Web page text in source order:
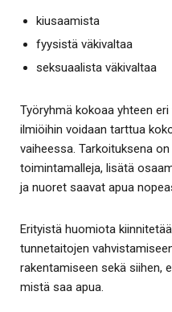
kiusaamista
fyysistä väkivaltaa
seksuaalista väkivaltaa
Työryhmä kokoaa yhteen
ilmiöihin voidaan tarttua
vaiheessa. Tarkoituksena
toimintamalleja, lisätä
ja nuoret saavat apua
Erityistä huomiota
tunnetaitojen
rakentamiseen sekä siihen,
mistä saa apua.